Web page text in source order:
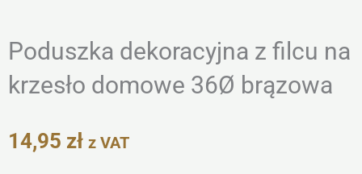
Poduszka dekoracyjna z filcu na
krzesło domowe 36Ø brązowa
14,95 zł z VAT